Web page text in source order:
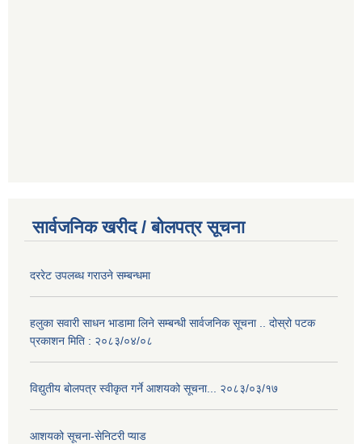
सार्वजनिक खरीद / बोलपत्र सूचना
दररेट उपलब्ध गराउने सम्बन्धमा
हलुका सवारी साधन भाडामा लिने सम्बन्धी सार्वजनिक सूचना .. दोस्रो पटक
प्रकाशन मिति : २०८३/०४/०८
विद्युतीय बोलपत्र स्वीकृत गर्ने आशयको सूचना... २०८३/०३/१७
आशयको सूचना-सेनिटरी प्याड